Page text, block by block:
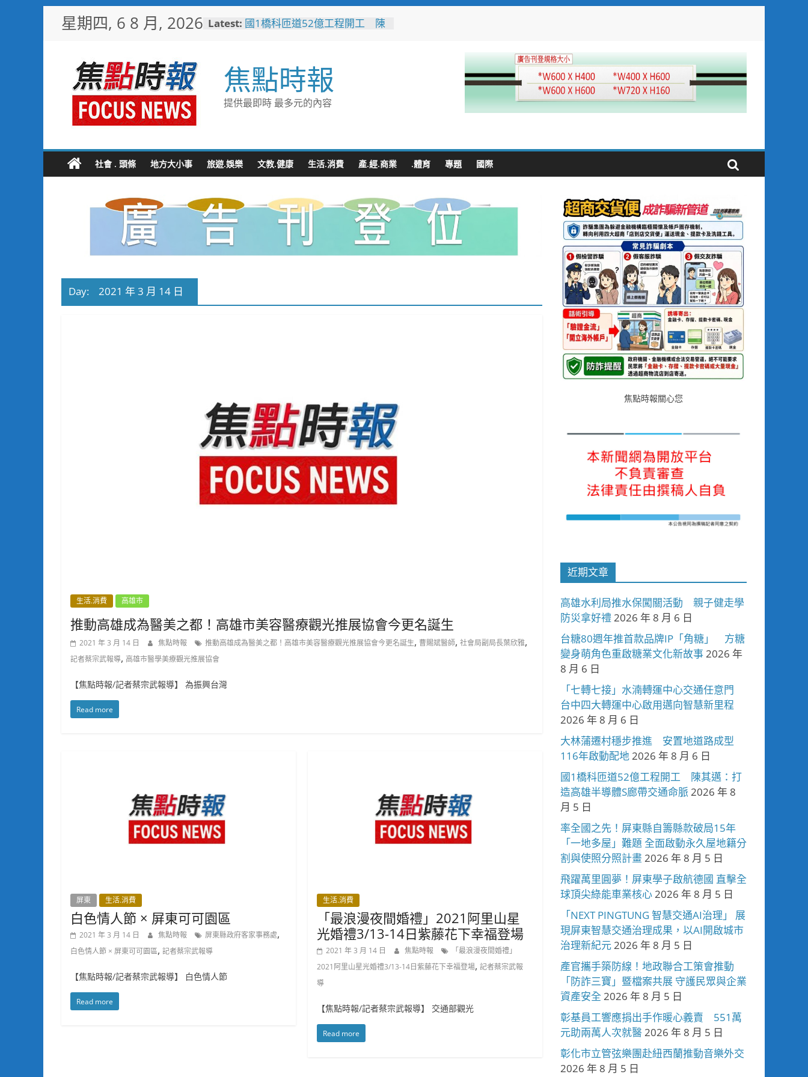
星期四, 6 8 月, 2026 Latest: 國1橋科匝道52億工程開工 陳
子健走學防災拿好禮
台糖80週年推首款品牌IP「角
糖」 方糖變身萌角色重啟糖業
文化新故事
大林蒲遷村穩步推進 安置地道
路成型116年啟動配地
焦點時報
提供最即時 最多元的內容
社會 . 頭條 地方大小事 旅遊.娛樂 文教.健康 生活.消費 產.經.商業 .體育 專題 國際
Day: 2021 年 3 月 14 日
生活.消費 高雄市
推動高雄成為醫美之都！高雄市美容醫療觀光推展協會今更名誕生
2021 年 3 月 14 日 焦點時報 推動高雄成為醫美之都！高雄市美容醫療觀光推展協會今更名誕生, 曹賜斌醫師, 社會局副局長葉欣雅,
記者蔡宗武報導, 高雄市醫學美療觀光推展協會
【焦點時報/記者蔡宗武報導】 為振興台灣
Read more
屏東 生活.消費
白色情人節 × 屏東可可園區
2021 年 3 月 14 日 焦點時報 屏東縣政府客家事務處,
白色情人節 × 屏東可可園區, 記者蔡宗武報導
【焦點時報/記者蔡宗武報導】 白色情人節
Read more
生活.消費
「最浪漫夜間婚禮」2021阿里山星
光婚禮3/13-14日紫藤花下幸福登場
2021 年 3 月 14 日 焦點時報
「最浪漫夜間婚禮」
2021阿里山星光婚禮3/13-14日紫藤花下幸福登場,記者蔡宗武報
導
【焦點時報/記者蔡宗武報導】 交通部觀光
Read more
焦點時報關心您
近期文章
高雄水利局推水保闖關活動 親子健走學
防災拿好禮2026 年 8 月 6 日
台糖80週年推首款品牌IP「角糖」 方糖
變身萌角色重啟糖業文化新故事2026 年
8 月 6 日
「七轉七接」水湳轉運中心交通任意門
台中四大轉運中心啟用邁向智慧新里程
2026 年 8 月 6 日
大林蒲遷村穩步推進 安置地道路成型
116年啟動配地2026 年 8 月 6 日
國1橋科匝道52億工程開工 陳其邁：打
造高雄半導體S廊帶交通命脈2026 年 8
月 5 日
率全國之先！屏東縣自籌縣款破局15年
「一地多屋」難題 全面啟動永久屋地籍分
割與使照分照計畫2026 年 8 月 5 日
飛躍萬里圓夢！屏東學子啟航德國 直擊全
球頂尖綠能車業核心2026 年 8 月 5 日
「NEXT PINGTUNG 智慧交通AI治理」 展
現屏東智慧交通治理成果，以AI開啟城市
治理新紀元2026 年 8 月 5 日
產官攜手築防線！地政聯合工策會推動
「防詐三寶」暨檔案共展 守護民眾與企業
資產安全 2026 年 8 月 5 日
彰基員工響應捐出手作暖心義賣 551萬
元助兩萬人次就醫2026 年 8 月 5 日
彰化市立管弦樂團赴紐西蘭推動音樂外交
2026 年 8 月 5 日